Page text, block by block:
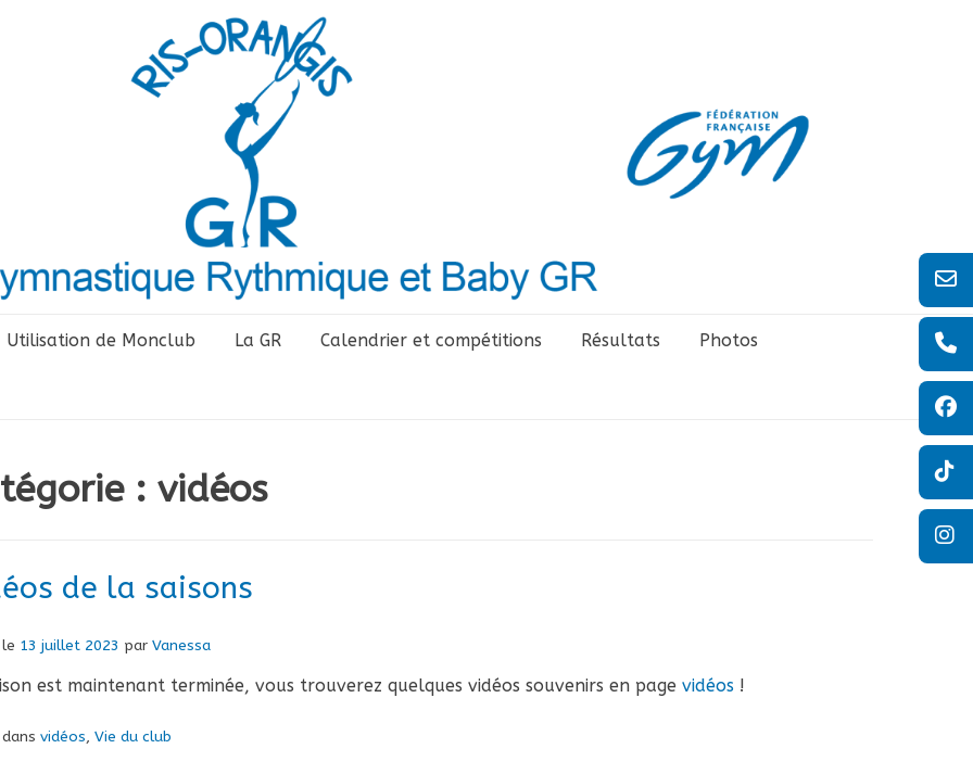
Utilisation de Monclub La GR Calendrier et compétitions Résultats Photos
: vidéos
de la saisons
13 juillet 2023 par Vanessa
est maintenant terminée, vous trouverez quelques vidéos souvenirs en page vidéos !
vidéos, Vie du club